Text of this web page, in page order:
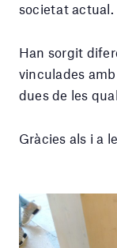
societat actual.
Han sorgit
vinculades
dues de les
Gràcies als i a